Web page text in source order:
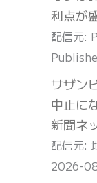
利点が
配信元:
サザン
中止に
新聞ネ
配信元:
2026-